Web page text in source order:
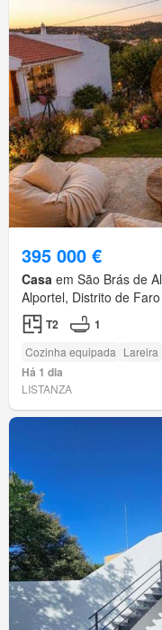
395 000 €
Casa em São Brás de
Alportel, Distrito de Faro
T2 1
Cozinha equipada Lareira
Há 1 dia
LISTANZA